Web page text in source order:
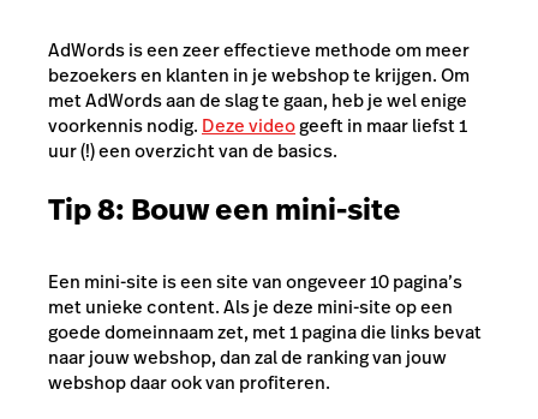
AdWords is een zeer effectieve methode om meer
bezoekers en klanten in je webshop te krijgen. Om
met AdWords aan de slag te gaan, heb je wel enige
voorkennis nodig. Deze videogeeft in maar liefst 1
uur (!) een overzicht van de basics.
Tip 8: Bouw een mini-site
Een mini-site is een site van ongeveer 10 pagina’s
met unieke content. Als je deze mini-site op een
goede domeinnaam zet, met 1 pagina die links bevat
naar jouw webshop, dan zal de ranking van jouw
webshop daar ook van profiteren.